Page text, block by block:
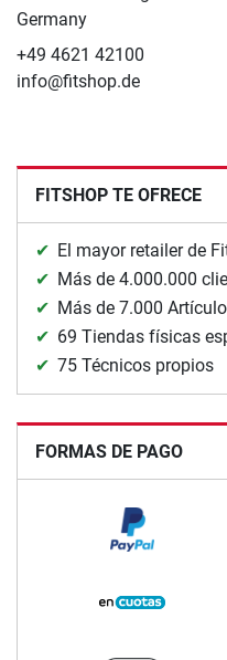
Germany
+49 4621 42100
info@fitshop.de
FITSHOP TE OFRECE
El mayor retailer de
Más de 4.000.000
Más de 7.000
69 Tiendas físicas
75 Técnicos propios
FORMAS DE PAGO